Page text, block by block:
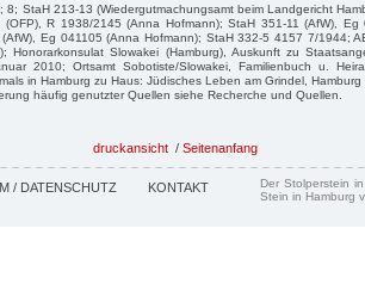
8; StaH 213-13 (Wiedergutmachungsamt beim Landgericht
(OFP), R 1938/2145 (Anna Hofmann); StaH 351-11 (AfW), Eg
(AfW), Eg 041105 (Anna Hofmann); StaH 332-5 4157 7/1944;
Honorarkonsulat Slowakei (Hamburg), Auskunft zu
2010; Ortsamt Sobotiste/Slowakei, Familienbuch u.
in Hamburg zu Haus: Jüdisches Leben am Grindel,
häufig genutzter Quellen siehe Recherche und Quellen.
druckansicht / Seitenanfang
/ DATENSCHUTZ KONTAKT
Der Stolperstein
Stein in Hamburg